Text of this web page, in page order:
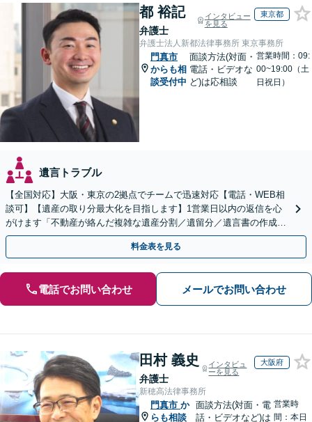
都 裕記
弁護士
インタビュー
を見る
東京都
弁護士法人新都法律事務所 東京事務所
門真市
からも相
談受付中
面談方法(対面・
電話・ビデオな
ど)は応相談
営業時間：09:
00~19:00（土
日祝日）
遺言トラブル
【全国対応】大阪・東京の2拠点でチームで迅速対応【電話・WEB相
談可】【遺産の取り分最大化を目指します】1営業日以内の返信を心
がけます「不動産が絡んだ複雑な遺産分割／遺留分／遺言書の作成・
執行／事業承継など、お任せください」【休日相談あり】
料金表を見る
電話でお問い合わせ メールでお問い合わせ
田村 義史
弁護士
インタビュ
ーを見る
大阪府
新穂高法律事務所
門真市 か
らも相談
面談方法(対面・電
話・ビデオなど)は
営業時
間：本日